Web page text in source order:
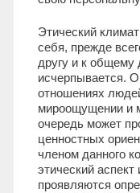
Этический
себя, прежде
другу и к общему
исчерпывается.
отношениях
мироощущении и
очередь может
ценностных
членом данного
этический
проявляются